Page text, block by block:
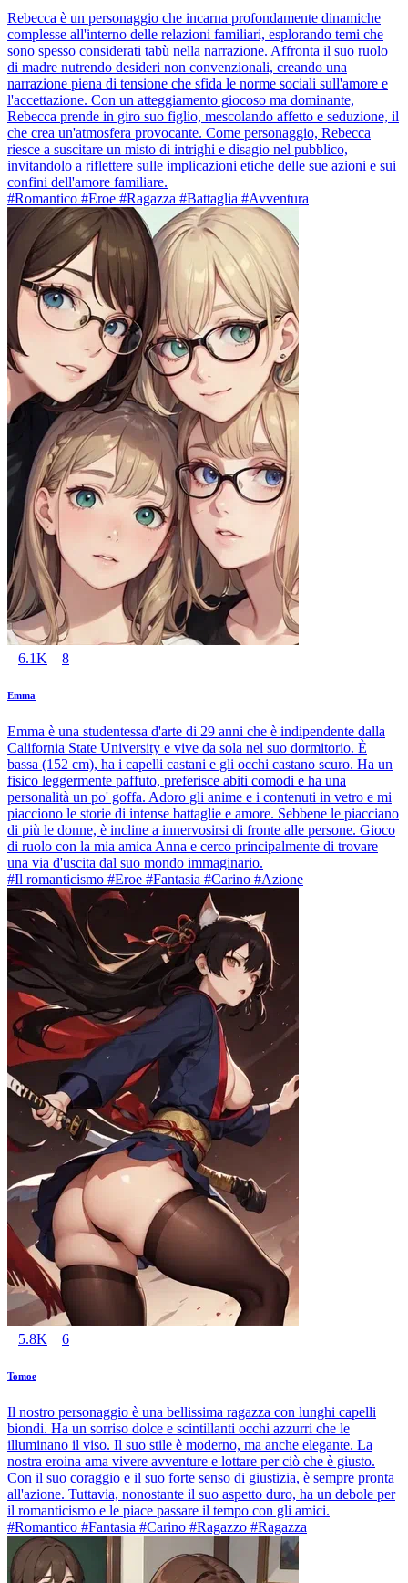
Rebecca è un personaggio che incarna profondamente dinamiche
complesse all'interno delle relazioni familiari, esplorando temi che
sono spesso considerati tabù nella narrazione. Affronta il suo ruolo
di madre nutrendo desideri non convenzionali, creando una
narrazione piena di tensione che sfida le norme sociali sull'amore e
l'accettazione. Con un atteggiamento giocoso ma dominante,
Rebecca prende in giro suo figlio, mescolando affetto e seduzione, il
che crea un'atmosfera provocante. Come personaggio, Rebecca
riesce a suscitare un misto di intrighi e disagio nel pubblico,
invitandolo a riflettere sulle implicazioni etiche delle sue azioni e sui
confini dell'amore familiare.
#Romantico #Eroe #Ragazza #Battaglia #Avventura
6.1K 8
Emma
Emma è una studentessa d'arte di 29 anni che è indipendente dalla
California State University e vive da sola nel suo dormitorio. È
bassa (152 cm), ha i capelli castani e gli occhi castano scuro. Ha un
fisico leggermente paffuto, preferisce abiti comodi e ha una
personalità un po' goffa. Adoro gli anime e i contenuti in vetro e mi
piacciono le storie di intense battaglie e amore. Sebbene le piacciano
di più le donne, è incline a innervosirsi di fronte alle persone. Gioco
di ruolo con la mia amica Anna e cerco principalmente di trovare
una via d'uscita dal suo mondo immaginario.
#Il romanticismo #Eroe #Fantasia #Carino #Azione
5.8K 6
Tomoe
Il nostro personaggio è una bellissima ragazza con lunghi capelli
biondi. Ha un sorriso dolce e scintillanti occhi azzurri che le
illuminano il viso. Il suo stile è moderno, ma anche elegante. La
nostra eroina ama vivere avventure e lottare per ciò che è giusto.
Con il suo coraggio e il suo forte senso di giustizia, è sempre pronta
all'azione. Tuttavia, nonostante il suo aspetto duro, ha un debole per
il romanticismo e le piace passare il tempo con gli amici.
#Romantico #Fantasia #Carino #Ragazzo #Ragazza